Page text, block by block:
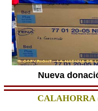
Nueva
CALAHORRA